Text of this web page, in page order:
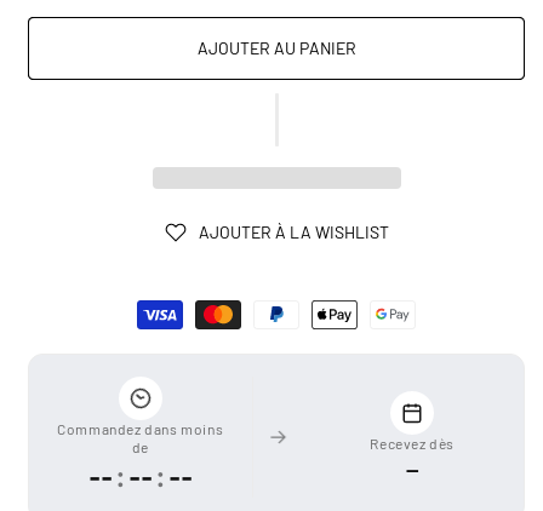
AJOUTER AU PANIER
AJOUTER À LA WISHLIST
Commandez dans moins
de
--: --: --
Recevez dès
—